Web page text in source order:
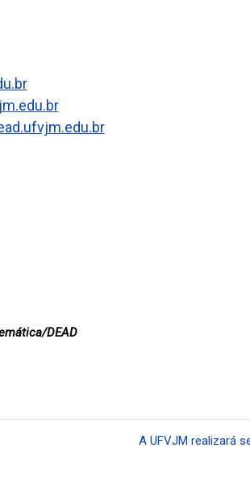
DEAD
A UFVJM realizará